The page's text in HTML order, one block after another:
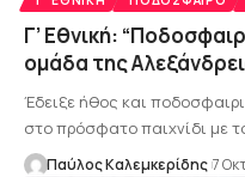
Γ’ Εθνική:
ομάδα της
Έδειξε ήθος και
στο πρόσφατο παιχνίδι με
Παύλος Καλεμκερίδης 7